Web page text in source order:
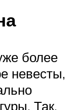
более
невесты,
Так,